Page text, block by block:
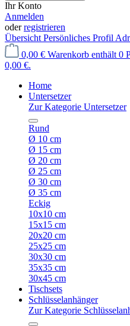
Ihr Konto
Anmelden
oderregistrieren
Übersicht Persönliches Profil
0,00 € Warenkorb enthält 0
0,00 €.
Home
Untersetzer
Zur Kategorie Untersetzer
Rund
Ø 10 cm
Ø 15 cm
Ø 20 cm
Ø 25 cm
Ø 30 cm
Ø 35 cm
Eckig
10x10 cm
15x15 cm
20x20 cm
25x25 cm
30x30 cm
35x35 cm
30x45 cm
Tischsets
Schlüsselanhänger
Zur Kategorie